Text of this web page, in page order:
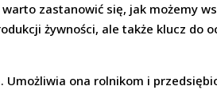
zastanowić się, jak możemy
żywności, ale także klucz do
ona rolnikom i